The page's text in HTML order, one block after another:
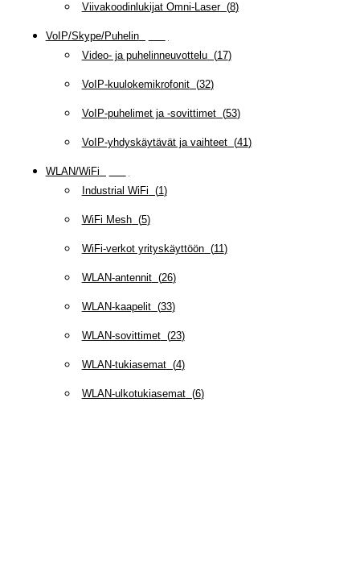
Viivakoodinlukijat Omni-Laser(8)
VoIP/Skype/Puhelin(
Video- ja puhelinneuvottelu(17)
VoIP-kuulokemikrofonit(32)
VoIP-puhelimet ja -sovittimet(53)
VoIP-yhdyskäytävät ja vaihteet(41)
WLAN/WiFi
Industrial WiFi (1)
WiFi Mesh(5)
WiFi-verkot yrityskäyttöön(11)
WLAN-antennit(26)
WLAN-kaapelit(33)
WLAN-sovittimet(23)
WLAN-tukiasemat(4)
WLAN-ulkotukiasemat(6)